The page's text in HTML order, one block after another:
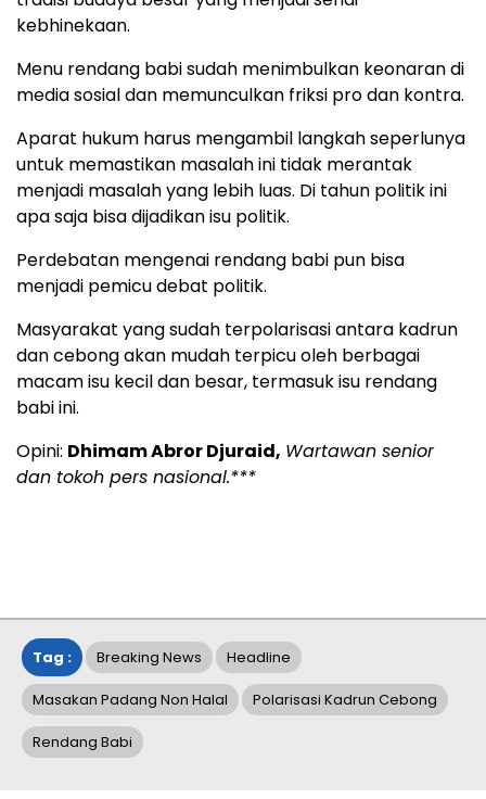
kebhinekaan.
Menu rendang babi sudah menimbulkan keonaran di
media sosial dan memunculkan friksi pro dan kontra.
Aparat hukum harus mengambil langkah seperlunya
untuk memastikan masalah ini tidak merantak
menjadi masalah yang lebih luas. Di tahun politik ini
apa saja bisa dijadikan isu politik.
Perdebatan mengenai rendang babi pun bisa
menjadi pemicu debat politik.
Masyarakat yang sudah terpolarisasi antara kadrun
dan cebong akan mudah terpicu oleh berbagai
macam isu kecil dan besar, termasuk isu rendang
babi ini.
Opini: Dhimam Abror Djuraid, Wartawan senior
dan tokoh pers nasional.***
Tag : Breaking News Headline
Masakan Padang Non Halal Polarisasi Kadrun Cebong
Rendang Babi